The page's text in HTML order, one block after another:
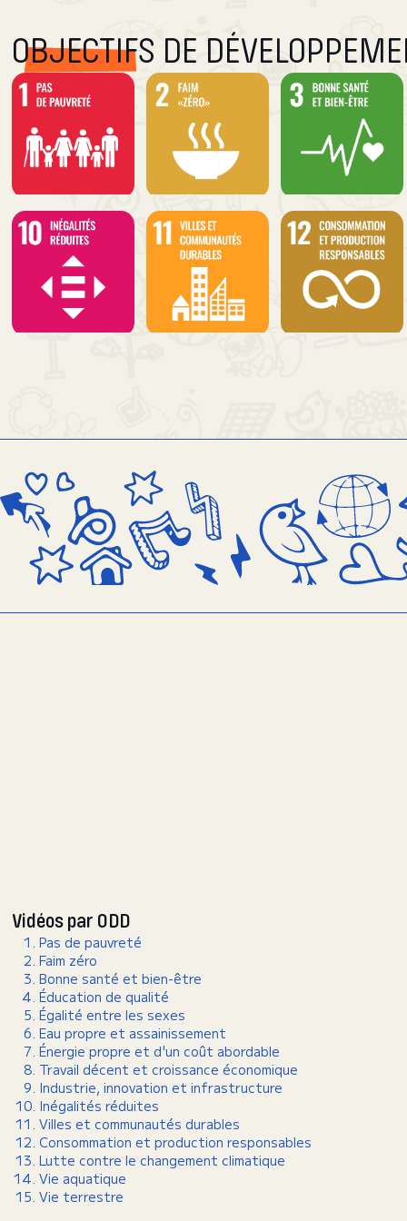
OBJECTIFS DE
Vidéos par ODD
Pas de pauvreté
Faim zéro
Bonne santé et bien-être
Éducation de qualité
Égalité entre les sexes
Eau propre et assainissement
Énergie propre et d'un coût abordable
Travail décent et croissance économique
Industrie, innovation et infrastructure
Inégalités réduites
Villes et communautés durables
Consommation et production responsables
Lutte contre le changement climatique
Vie aquatique
Vie terrestre